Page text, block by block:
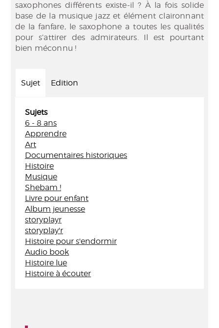
saxophones différents existe-il ? À la fois solide
base de la musique jazz et élément claironnant
de la fanfare, le saxophone a toutes les qualités
pour s’attirer des admirateurs. Il est pourtant
bien méconnu !
Sujet Edition
Sujets
6 - 8 ans
Apprendre
Art
Documentaires historiques
Histoire
Musique
Shebam !
Livre pour enfant
Album jeunesse
storyplayr
storyplay'r
Histoire pour s'endormir
Audio book
Histoire lue
Histoire à écouter